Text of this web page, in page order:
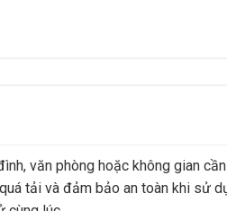
văn phòng hoặc không gian cần
tải và đảm bảo an toàn khi sử